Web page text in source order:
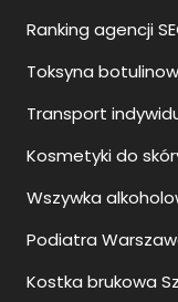
Ranking agencji
Toksyna
Transport
Kosmetyki do
Wszywka
Podiatra
Kostka brukowa